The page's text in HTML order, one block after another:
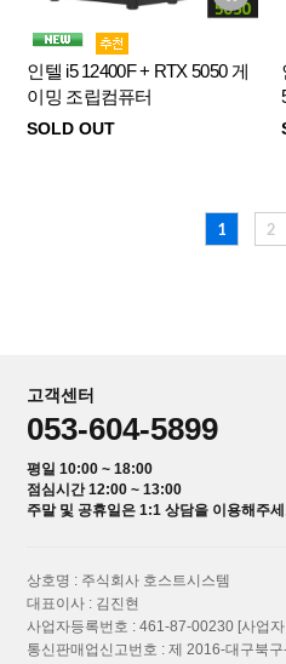
인텔 i5 12400F + RTX 5050 게
이밍 조립컴퓨터
SOLD OUT
1 2
고객센터
053-604-5899
평일 10:00 ~ 18:00
점심시간 12:00 ~ 13:00
주말 및 공휴일은 1:1 상담을 이용해주
상호명 : 주식회사 호스트시스템
대표이사 : 김진현
사업자등록번호 : 461-87-00230 [사업
통신판매업신고번호 : 제 2016-대구북